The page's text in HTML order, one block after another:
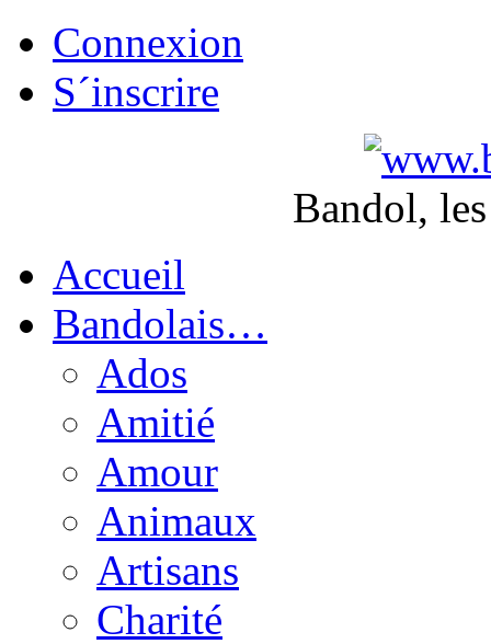
Connexion
S´inscrire
Bandol,
Accueil
Bandolais…
Ados
Amitié
Amour
Animaux
Artisans
Charité